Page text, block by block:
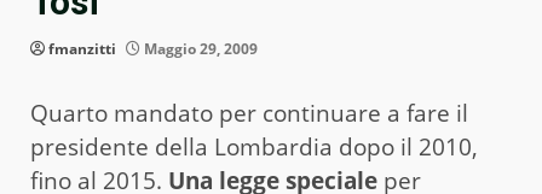
fmanzitti Maggio 29, 2009
Quarto mandato per continuare a fare il
presidente della Lombardia dopo il 2010,
fino al 2015. Una legge speciale per